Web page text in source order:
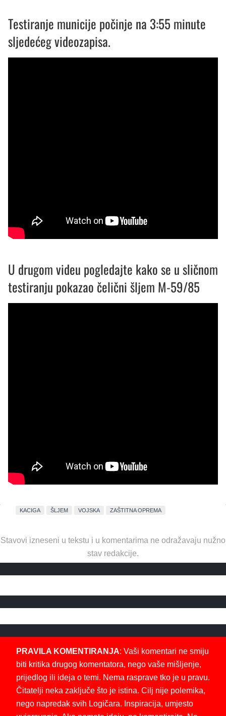
Testiranje municije počinje na 3:55 minute
sljedećeg videozapisa.
U drugom videu pogledajte kako se u sličnom
testiranju pokazao čelični šljem M-59/85
KACIGA ŠLJEM VOJSKA ZAŠTITNA OPREMA
Stavovi izneseni u tekstu i u komentarima ne odražavaju nužno
stav redakcije.
PRAVILA KOMENTIRANJA: Vaši komentari ne smiju
biti kritika drugog komentatora, nego vaše mišljenje,
prijedlog ili ideja o temi. Nema rasprave tko je u pravu.
Čitatelji neka zaključe što je istina. Cilj nije polemika,
nego napredak svih Logičara. Inspiracija, umjesto